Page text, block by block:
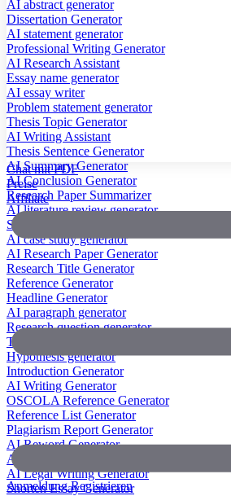
AI abstract generator
Dissertation Generator
AI statement generator
Professional Writing Generator
AI Research Assistant
Essay name generator
AI essay writer
Problem statement generator
Thesis Topic Generator
AI Writing Assistant
Thesis Sentence Generator
AI Summary Generator
AI Conclusion Generator
Research Paper Summarizer
AI literature review generator
Scientific Paper Summarizer
AI case study generator
AI Research Paper Generator
Research Title Generator
Reference Generator
Headline Generator
AI paragraph generator
Research question generator
Thesis paragraph generator
Hypothesis generator
Introduction Generator
AI Writing Generator
OSCOLA Reference Generator
Reference List Generator
Plagiarism Report Generator
AI Reword Generator
AI Bullet Point Generator
AI Legal Writing Generator
Shorten Essay Generator
Chat mit PDF
Preise
Affiliate
AnmeldungRegistrieren